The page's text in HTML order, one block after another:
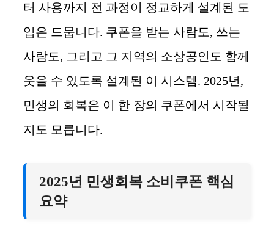
터 사용까지 전 과정이 정교하게 설계된 도
입은 드뭅니다. 쿠폰을 받는 사람도, 쓰는
사람도, 그리고 그 지역의 소상공인도 함께
웃을 수 있도록 설계된 이 시스템. 2025년,
민생의 회복은 이 한 장의 쿠폰에서 시작될
지도 모릅니다.
2025년 민생회복 소비쿠폰 핵심
요약